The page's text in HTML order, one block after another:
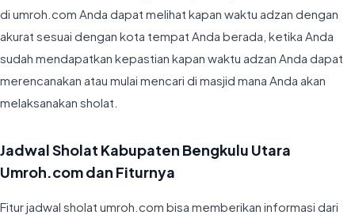
di umroh.com Anda dapat melihat kapan waktu adzan dengan
akurat sesuai dengan kota tempat Anda berada, ketika Anda
sudah mendapatkan kepastian kapan waktu adzan Anda dapat
merencanakan atau mulai mencari di masjid mana Anda akan
melaksanakan sholat.
Jadwal Sholat Kabupaten Bengkulu Utara
Umroh.com dan Fiturnya
Fitur jadwal sholat umroh.com bisa memberikan informasi dari